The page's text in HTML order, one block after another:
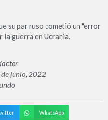
su par ruso cometió un "error
la guerra en Ucrania.
junio, 2022
WhatsApp